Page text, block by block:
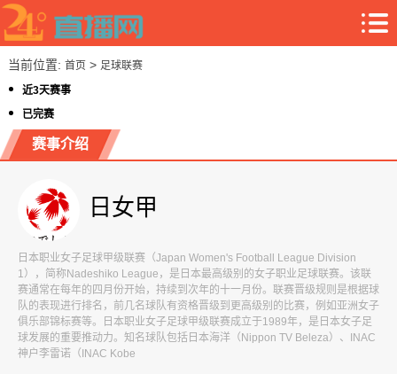
当前位置: 首页> 足球联赛
近3天赛事
已完赛
赛事介绍
日女甲
日本职业女子足球甲级联赛（Japan Women's Football League Division
1），简称Nadeshiko League，是日本最高级别的女子职业足球联赛。该联
赛通常在每年的四月份开始，持续到次年的十一月份。联赛晋级规则是根据球
队的表现进行排名，前几名球队有资格晋级到更高级别的比赛，例如亚洲女子
俱乐部锦标赛等。日本职业女子足球甲级联赛成立于1989年，是日本女子足
球发展的重要推动力。知名球队包括日本海洋（Nippon TV Beleza）、INAC
神户李雷诺（INAC Kobe